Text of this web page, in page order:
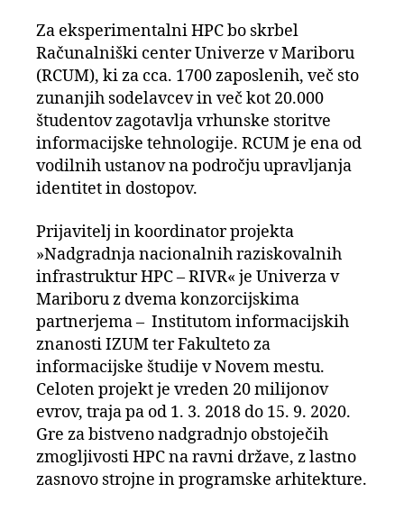
Za eksperimentalni HPC bo skrbel
Računalniški center Univerze v Mariboru
(RCUM), ki za cca. 1700 zaposlenih, več sto
zunanjih sodelavcev in več kot 20.000
študentov zagotavlja vrhunske storitve
informacijske tehnologije. RCUM je ena od
vodilnih ustanov na področju upravljanja
identitet in dostopov.
Prijavitelj in koordinator projekta
»Nadgradnja nacionalnih raziskovalnih
infrastruktur HPC – RIVR« je Univerza v
Mariboru z dvema konzorcijskima
partnerjema – Institutom informacijskih
znanosti IZUM ter Fakulteto za
informacijske študije v Novem mestu.
Celoten projekt je vreden 20 milijonov
evrov, traja pa od 1. 3. 2018 do 15. 9. 2020.
Gre za bistveno nadgradnjo obstoječih
zmogljivosti HPC na ravni države, z lastno
zasnovo strojne in programske arhitekture.